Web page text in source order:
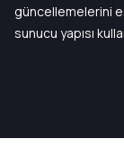
güncellemelerini
sunucu yapısı